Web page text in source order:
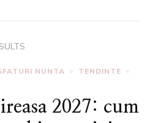
NUNTA
TENDINTE
2027: cum